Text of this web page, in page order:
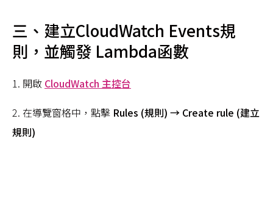
三、 建立CloudWatch Events規
則，並觸發 Lambda函數
1. 開啟 CloudWatch 主控台
2. 在導覽窗格中，點擊 Rules (規則) → Create rule (建立
規則)